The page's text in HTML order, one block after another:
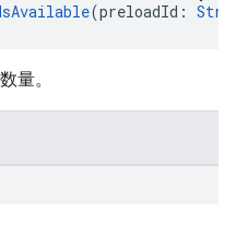
(preloadId:
量。